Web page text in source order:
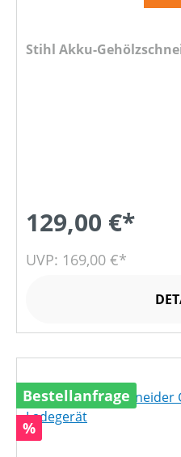
Stihl Akku-
129,00 €*
UVP: 169,00 €*
Bestellanfrage
Rabatt
%